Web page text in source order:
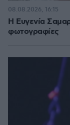
Η Ευγενία
φωτογραφίες
08.08.2026, 16:15